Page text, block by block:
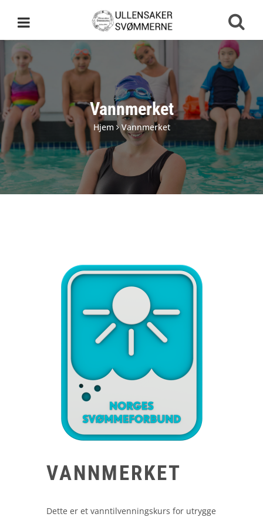
Vannmerket
Hjem Vannmerket
VANNMERKET
Dette er et vanntilvenningskurs for utrygge